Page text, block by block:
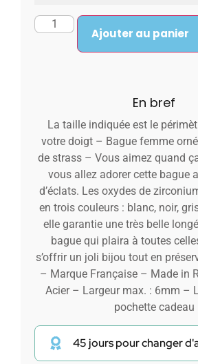
Ajouter au panier
En bref
La taille indiquée est le
votre doigt – Bague femme
de strass – Vous aimez quand
vous allez adorer cette bague
d’éclats. Les oxydes de
en trois couleurs : blanc, noir,
elle garantie une très belle
bague qui plaira à toutes
s’offrir un joli bijou tout en
– Marque Française – Made in
Acier – Largeur max. : 6mm –
pochette cadeau
45 jours pour changer